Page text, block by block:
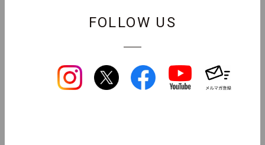
FOLLOW US